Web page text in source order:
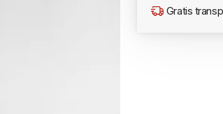
Gratis